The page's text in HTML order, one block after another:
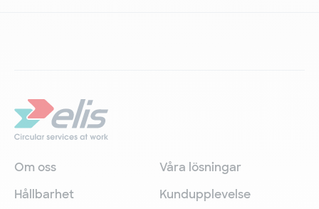
Om oss
Våra lösningar
Hållbarhet
Kundupplevelse